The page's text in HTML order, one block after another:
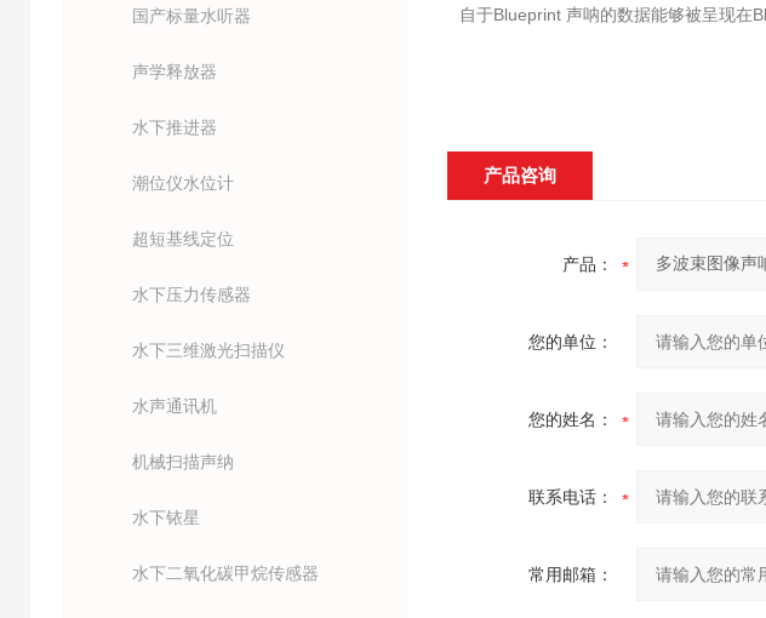
国产标量水听器
声学释放器
水下推进器
潮位仪水位计
超短基线定位
水下压力传感器
水下三维激光扫描仪
水声通讯机
机械扫描声纳
水下铱星
水下二氧化碳甲烷传感器
自于Blueprint 声呐的数据能够被呈现在
产品咨询
产品：
您的单位：
您的姓名：
联系电话：
常用邮箱：